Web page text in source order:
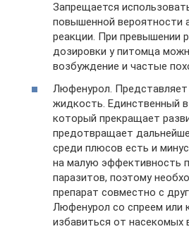
Запрещается
повышенной вероятности
реакции. При превышении
дозировки у питомца
возбуждение и частые
Люфенурол.
жидкость. Единственный
который прекращает
предотвращает
среди плюсов есть и
на малую эффективность
паразитов, поэтому
препарат совместно с
Люфенурол со спреем или
избавиться от насекомых